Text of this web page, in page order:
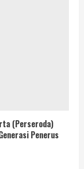
(Perseroda)
Penerus